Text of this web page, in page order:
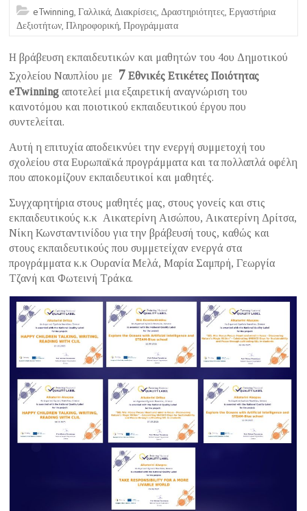
eTwinning,Γαλλικά,Διακρίσεις,Δραστηριότητες,Εργαστήρια
Δεξιοτήτων,Πληροφορική,Προγράμματα
Η βράβευση εκπαιδευτικών και μαθητών του 4ου Δημοτικού
Σχολείου Ναυπλίου με 7 Εθνικές Ετικέτες Ποιότητας
eTwinning αποτελεί μια εξαιρετική αναγνώριση του
καινοτόμου και ποιοτικού εκπαιδευτικού έργου που
συντελείται.
Αυτή η επιτυχία αποδεικνύει την ενεργή συμμετοχή του
σχολείου στα Ευρωπαϊκά προγράμματα και τα πολλαπλά οφέλη
που αποκομίζουν εκπαιδευτικοί και μαθητές.
Συγχαρητήρια στους μαθητές μας, στους γονείς και στις
εκπαιδευτικούς κ.κ Αικατερίνη Αισώπου, Αικατερίνη Δρίτσα,
Νίκη Κωνσταντινίδου για την βράβευσή τους, καθώς και
στους εκπαιδευτικούς που συμμετείχαν ενεργά στα
προγράμματα κ.κ Ουρανία Μελά, Μαρία Σαμπρή, Γεωργία
Τζανή και Φωτεινή Τράκα.